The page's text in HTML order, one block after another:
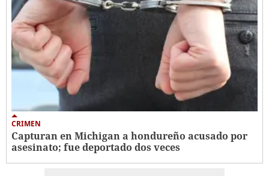
CRIMEN
Capturan en Michigan a hondureño acusado por
asesinato; fue deportado dos veces